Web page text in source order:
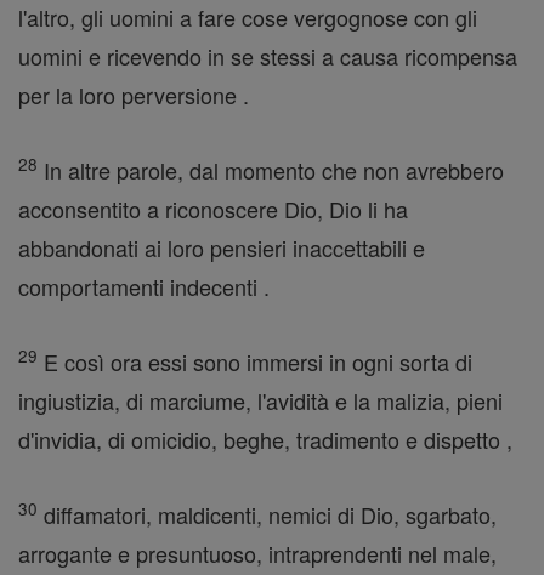
l'altro, gli uomini a fare cose vergognose con gli
uomini e ricevendo in se stessi a causa ricompensa
per la loro perversione .
28 In altre parole, dal momento che non avrebbero
acconsentito a riconoscere Dio, Dio li ha
abbandonati ai loro pensieri inaccettabili e
comportamenti indecenti .
29 E così ora essi sono immersi in ogni sorta di
ingiustizia, di marciume, l'avidità e la malizia, pieni
d'invidia, di omicidio, beghe, tradimento e dispetto ,
30 diffamatori, maldicenti, nemici di Dio, sgarbato,
arrogante e presuntuoso, intraprendenti nel male,